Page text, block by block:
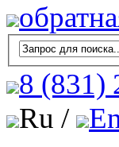
8 (831)
Ru /